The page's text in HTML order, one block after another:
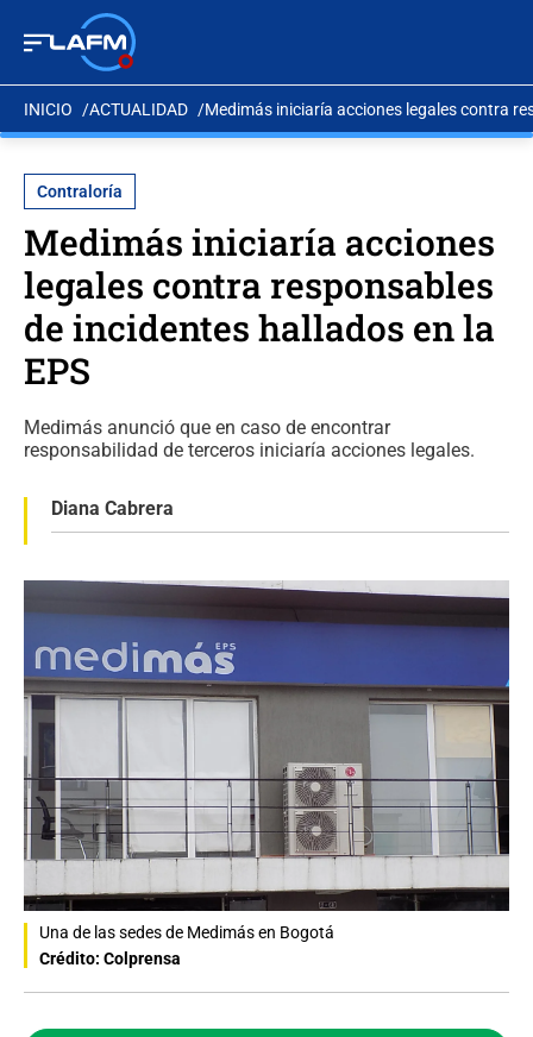
INICIO ACTUALIDAD Medimás iniciaría acciones legales contra
Contraloría
Medimás iniciaría acciones
legales contra responsables
de incidentes hallados en la
EPS
Medimás anunció que en caso de encontrar
responsabilidad de terceros iniciaría acciones legales.
Diana Cabrera
Una de las sedes de Medimás en Bogotá
Crédito: Colprensa